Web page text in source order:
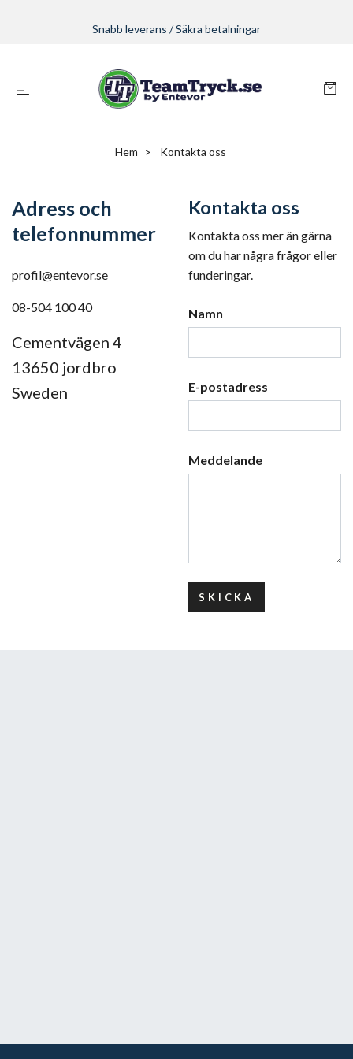
Snabb leverans / Säkra betalningar
Hem Kontakta oss
Adress och
telefonnummer
profil@entevor.se
08-504 100 40
Cementvägen 4
13650 jordbro
Sweden
Kontakta oss
Kontakta oss mer än gärna
om du har några frågor eller
funderingar.
Namn
E-postadress
Meddelande
SKICKA